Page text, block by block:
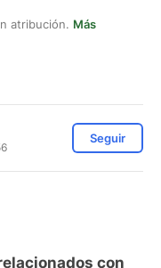
atribución. Más
Seguir
con